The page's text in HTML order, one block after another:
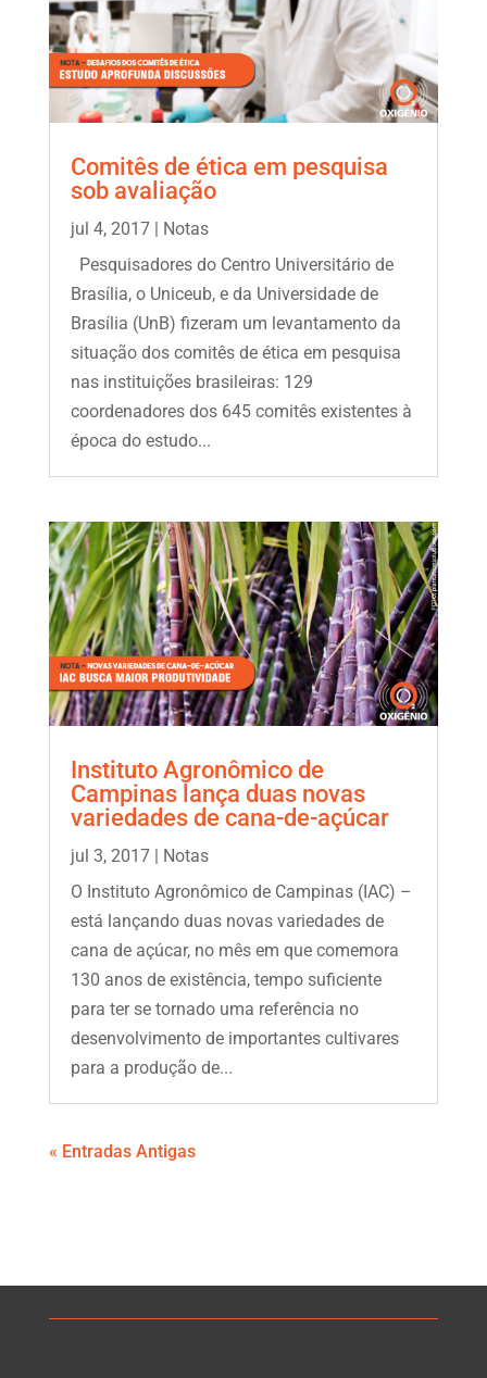
Comitês de ética em pesquisa
sob avaliação
jul 4, 2017| Notas
Pesquisadores do Centro Universitário de
Brasília, o Uniceub, e da Universidade de
Brasília (UnB) fizeram um levantamento da
situação dos comitês de ética em pesquisa
nas instituições brasileiras: 129
coordenadores dos 645 comitês existentes à
época do estudo...
Instituto Agronômico de
Campinas lança duas novas
variedades de cana-de-açúcar
jul 3, 2017| Notas
O Instituto Agronômico de Campinas (IAC) –
está lançando duas novas variedades de
cana de açúcar, no mês em que comemora
130 anos de existência, tempo suficiente
para ter se tornado uma referência no
desenvolvimento de importantes cultivares
para a produção de...
« Entradas Antigas